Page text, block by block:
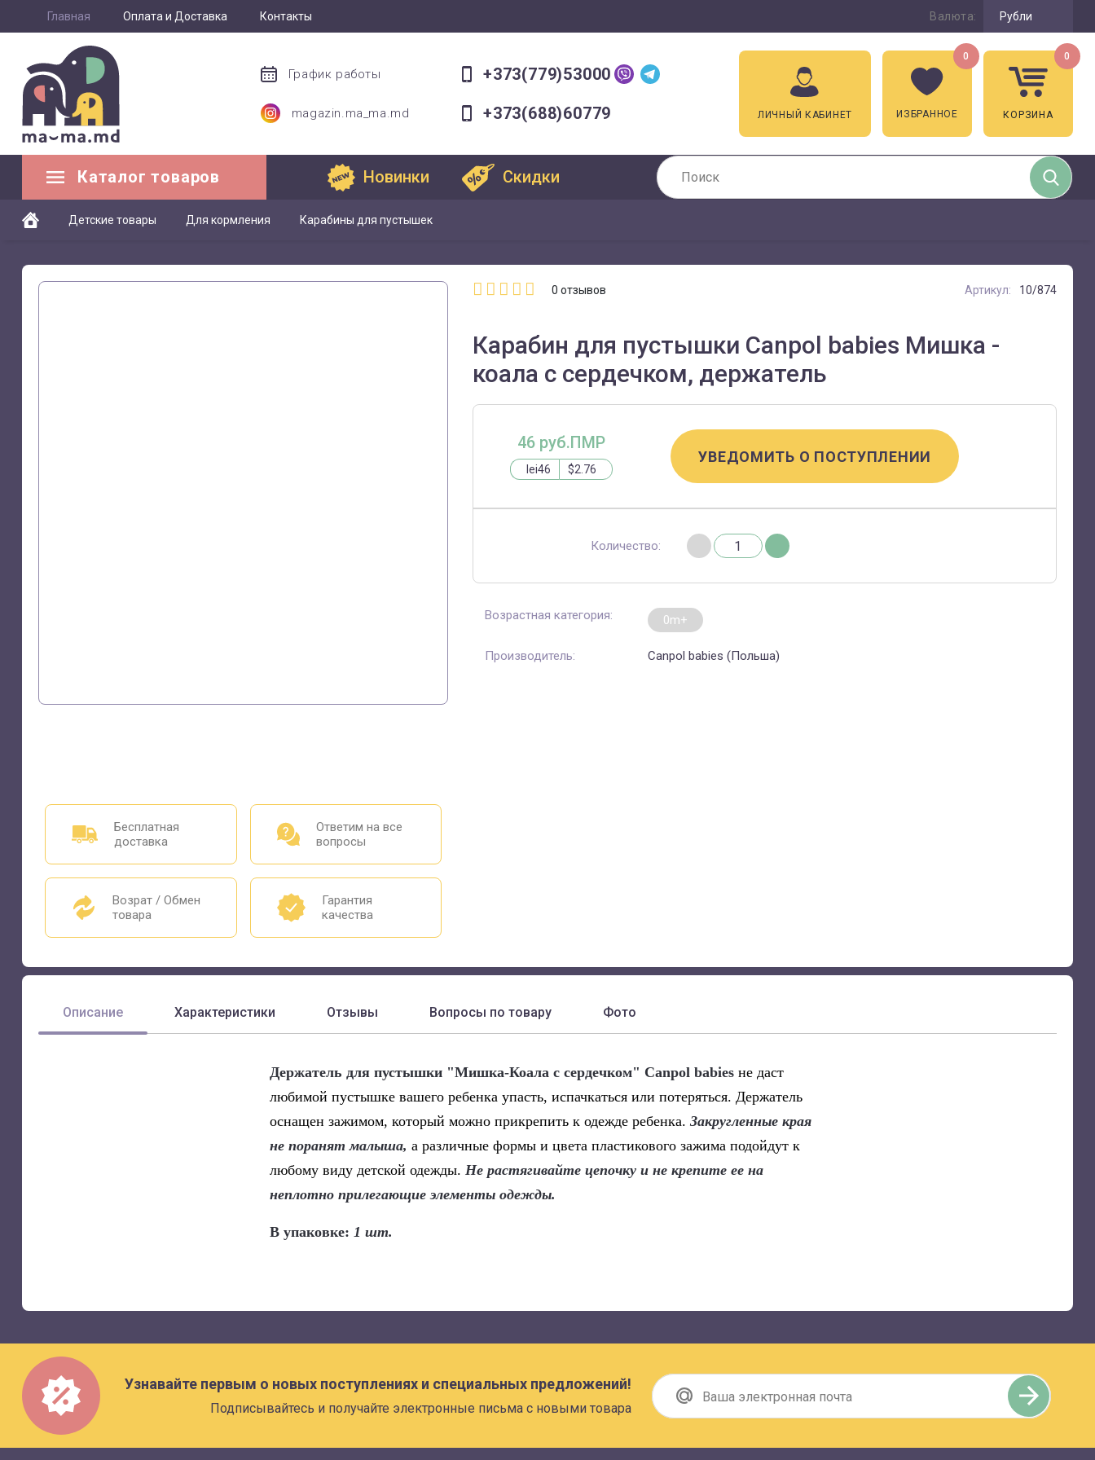
Главная Оплата и Доставка Контакты Валюта: Рубли
График работы +373(779)53000
magazin.ma_ma.md +373(688)60779 ЛИЧНЫЙ КАБИНЕТ ИЗБРАННОЕ
0
КОРЗИНА
0
Каталог товаров Новинки Скидки
Детские товары Для кормления Карабины для пустышек
Бесплатная
доставка
Ответим на все
вопросы
Возрат / Обмен
товара
Гарантия
качества
0отзывов Артикул: 10/874
Карабин для пустышки Canpol babies Мишка -
коала с сердечком, держатель
46 руб.ПМР
lei46 $2.76
УВЕДОМИТЬ О ПОСТУПЛЕНИИ
Количество:
Возрастная категория: 0m+
Производитель: Canpol babies (Польша)
Описание Характеристики Отзывы Вопросы по товару Фото
Держатель для пустышки "Мишка-Коала с сердечком" Canpol babiesне даст
любимой пустышке вашего ребенка упасть, испачкаться или потеряться. Держатель
оснащен зажимом, который можно прикрепить к одежде ребенка.Закругленные края
не поранят малыша, а различные формы и цвета пластикового зажима подойдут к
любому виду детской одежды.Не растягивайте цепочку и не крепите ее на
неплотно прилегающие элементы одежды.
В упаковке:1 шт.
Узнавайте первым о новых поступлениях и специальных предложений!
Подписывайтесь и получайте электронные письма с новыми товара